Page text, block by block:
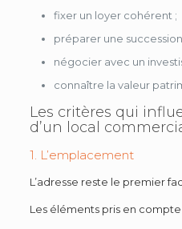
fixer un loyer cohérent ;
préparer une
négocier avec un
connaître la valeur
Les critères qui
d’un local
1. L’emplacement
L’adresse reste le premier
Les éléments pris en